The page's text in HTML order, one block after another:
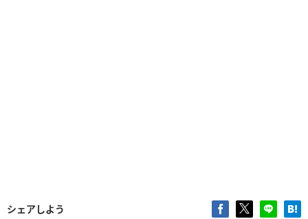
シェアしよう